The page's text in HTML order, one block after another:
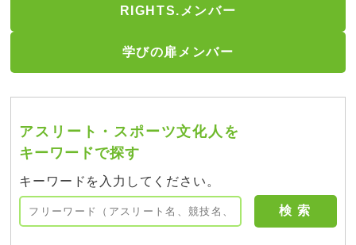
RIGHTS.メンバー
学びの扉メンバー
アスリート・スポーツ文化人を
キーワードで探す
キーワードを入力してください。